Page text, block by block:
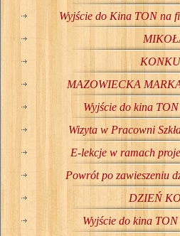
Wyjście do Kina TON na
MAZOWIECKA
Wyjście do kina
Wizyta w Pracowni
E-lekcje w ramach
Powrót po zawieszeniu
DZIEŃ
Wyjście do kina